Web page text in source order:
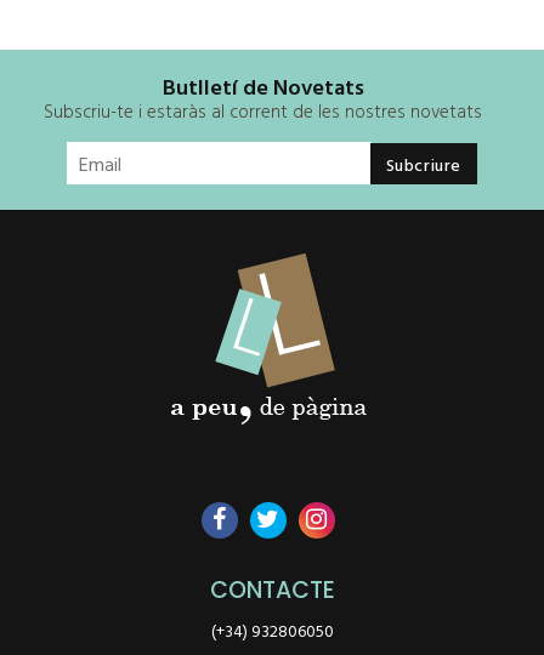
Butlletí de Novetats
Subscriu-te i estaràs al corrent de les nostres novetats
CONTACTE
(+34) 932806050